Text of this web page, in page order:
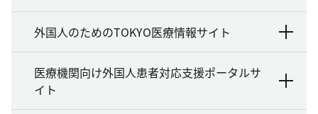
外国人のためのTOKYO医療情報サイト
医療機関向け外国人患者対応支援ポータルサ
イト